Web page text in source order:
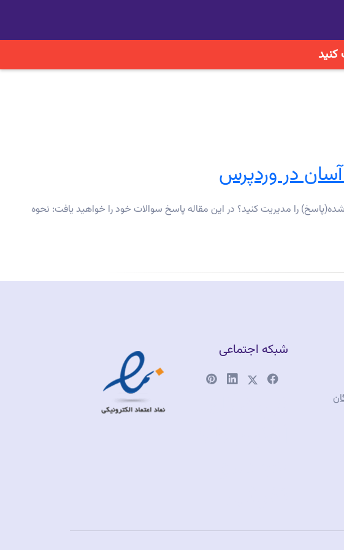
در وردپرس
را مدیریت کنید؟ در این مقاله پاسخ سوالات خود را خواهید یافت: نحوه
شبکه اجتماعی